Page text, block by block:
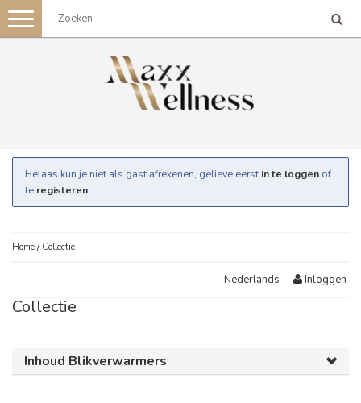
Toggle
navigation
Helaas kun je niet als gast afrekenen, gelieve eerst in te loggen of
te registeren.
Home / Collectie
Nederlands Inloggen
Collectie
Inhoud Blikverwarmers